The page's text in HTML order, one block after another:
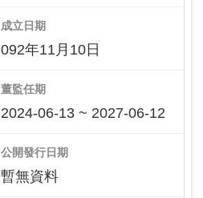
成立日期
092年11月10日
董監任期
2024-06-13 ~ 2027-06-12
公開發行日期
暫無資料